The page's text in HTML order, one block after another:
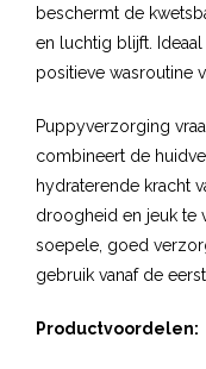
beschermt de
en luchtig blijft.
positieve wasroutine
Puppyverzorging
combineert de
hydraterende kracht
droogheid en jeuk te
soepele, goed
gebruik vanaf de
Productvoordelen: